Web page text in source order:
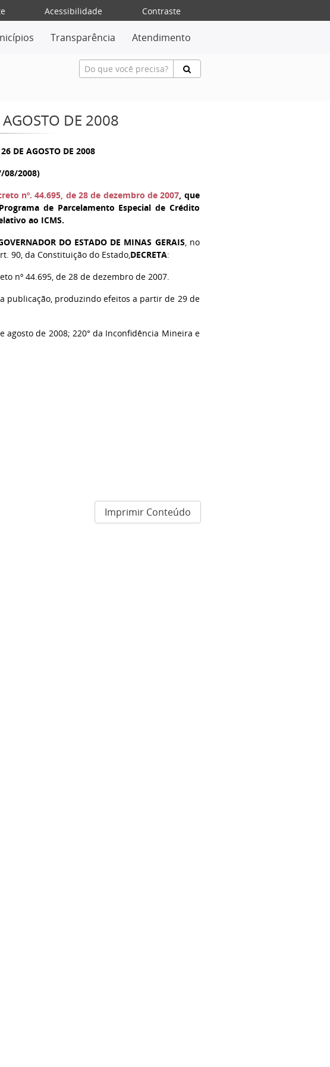
Acessibilidade
Contraste
Transparência Atendimento
DE 2008
DE AGOSTO DE 2008
08/2008)
nº. 44.695, de 28 de dezembro de 2007, que
de Parcelamento Especial de Crédito
ao ICMS.
DO ESTADO DE MINAS GERAIS, no
90, da Constituição do Estado,DECRETA:
nº 44.695, de 28 de dezembro de 2007.
publicação, produzindo efeitos a partir de 29 de
agosto de 2008; 220° da Inconfidência Mineira e
Imprimir Conteúdo